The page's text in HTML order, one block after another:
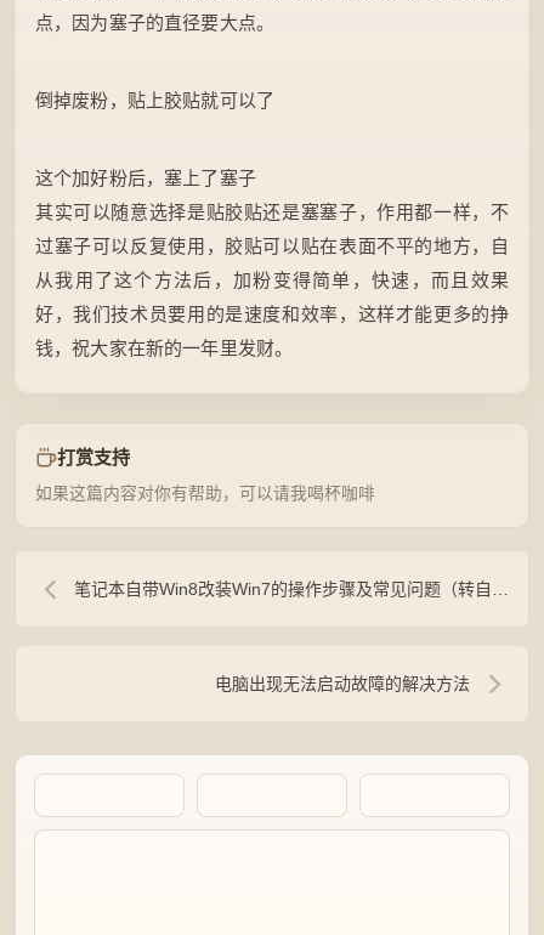
点，因为塞子的直径要大点。
倒掉废粉，贴上胶贴就可以了
这个加好粉后，塞上了塞子
其实可以随意选择是贴胶贴还是塞塞子，作用都一样，不
过塞子可以反复使用，胶贴可以贴在表面不平的地方，自
从我用了这个方法后，加粉变得简单，快速，而且效果
好，我们技术员要用的是速度和效率，这样才能更多的挣
钱，祝大家在新的一年里发财。
打赏支持
如果这篇内容对你有帮助，可以请我喝杯咖啡
电脑出现无法启动故障的解决方法